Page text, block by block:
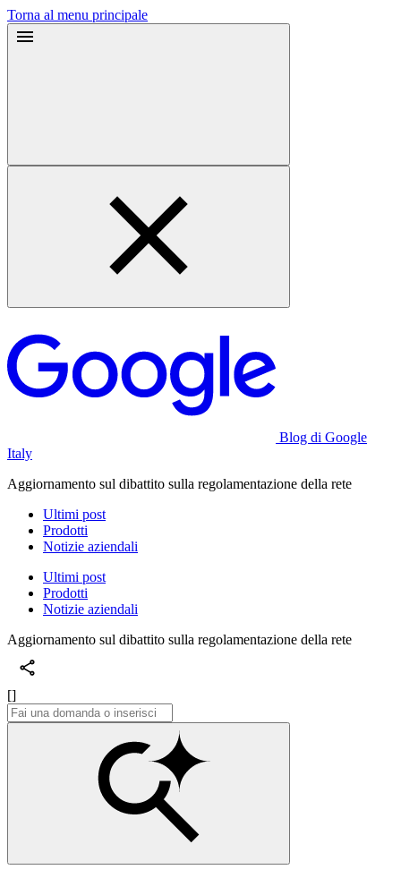
Torna al menu principale
Blog di Google
Italy
Aggiornamento sul dibattito sulla regolamentazione della rete
Ultimi post
Prodotti
Notizie aziendali
Ultimi post
Prodotti
Notizie aziendali
Aggiornamento sul dibattito sulla regolamentazione della rete
[]